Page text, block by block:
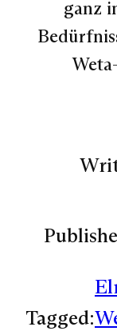
ganz
Tagged: